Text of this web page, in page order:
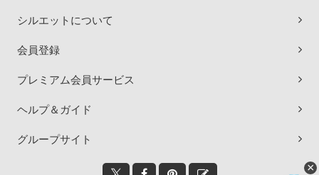
シルエットについて
会員登録
プレミアム会員サービス
ヘルプ＆ガイド
グループサイト
×